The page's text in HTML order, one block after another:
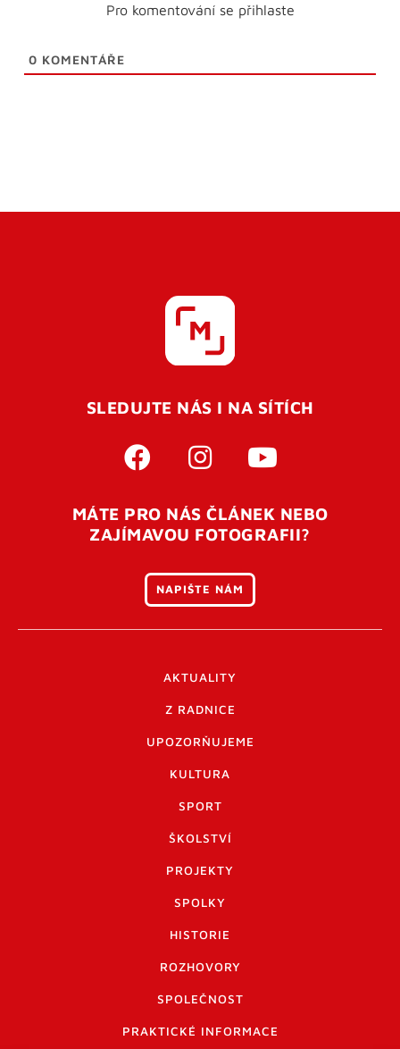
Pro komentování se přihlaste
0 KOMENTÁŘE
SLEDUJTE NÁS I NA SÍTÍCH
MÁTE PRO NÁS ČLÁNEK NEBO
ZAJÍMAVOU FOTOGRAFII?
NAPIŠTE NÁM
AKTUALITY
Z RADNICE
UPOZORŇUJEME
KULTURA
SPORT
ŠKOLSTVÍ
PROJEKTY
SPOLKY
HISTORIE
ROZHOVORY
SPOLEČNOST
PRAKTICKÉ INFORMACE